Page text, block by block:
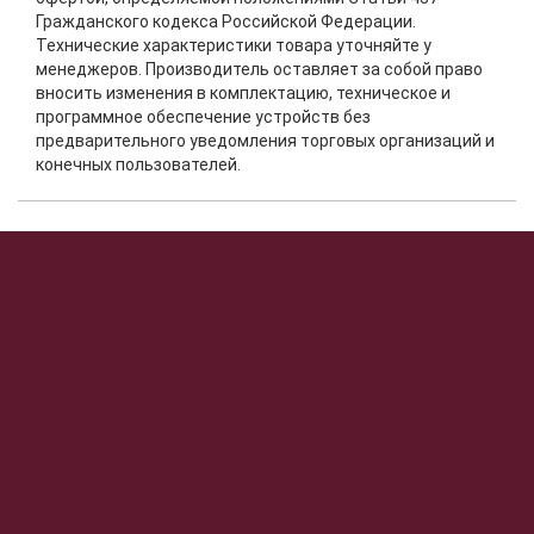
Гражданского кодекса Российской Федерации.
Технические характеристики товара уточняйте у
менеджеров. Производитель оставляет за собой право
вносить изменения в комплектацию, техническое и
программное обеспечение устройств без
предварительного уведомления торговых организаций и
конечных пользователей.